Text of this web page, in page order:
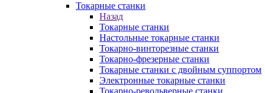
Токарные станки
Назад
Токарные станки
Настольные токарные станки
Токарно-винторезные станки
Токарно-фрезерные станки
Токарные станки с двойным суппортом
Электронные токарные станки
Токарно-револьверные станки